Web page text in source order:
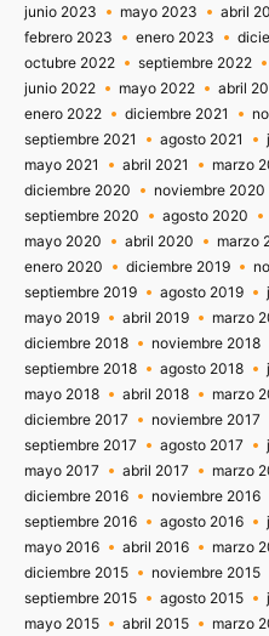
junio 2023
mayo 2023 abril
febrero 2023
enero 2023
octubre 2022
septiembre 2022
junio 2022
mayo 2022 abril
enero 2022
diciembre 2021
septiembre 2021
agosto 2021
mayo 2021
abril 2021 marzo
diciembre 2020
noviembre 2020
septiembre 2020
agosto 2020
mayo 2020
abril 2020 marzo
enero 2020
diciembre 2019
septiembre 2019
agosto 2019
mayo 2019
abril 2019 marzo
diciembre 2018
noviembre 2018
septiembre 2018
agosto 2018
mayo 2018
abril 2018 marzo
diciembre 2017
noviembre 2017
septiembre 2017
agosto 2017
mayo 2017
abril 2017 marzo
diciembre 2016
noviembre 2016
septiembre 2016
agosto 2016
mayo 2016
abril 2016 marzo
diciembre 2015
noviembre 2015
septiembre 2015
agosto 2015
mayo 2015
abril 2015 marzo